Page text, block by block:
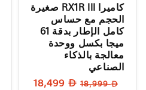
كاميرا RX1R III صغيرة
الحجم مع حساس
كامل الإطار بدقة 61
ميجا بكسل ووحدة
معالجة بالذكاء
الصناعي
السعر
18,999
سعر